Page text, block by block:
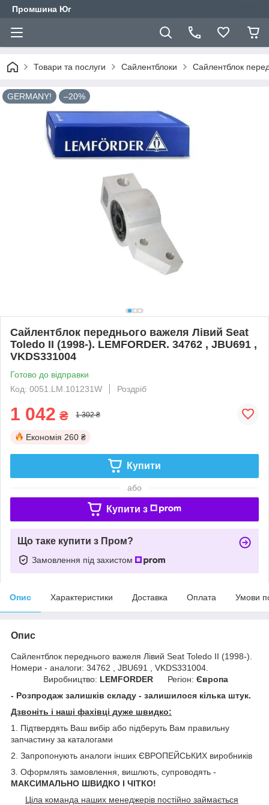
Промшина Юг
Товари та послуги Сайлентблоки Сайлентблок
GERMANY! –20%
Сайлентблок переднього важеля Лівий Seat
Toledo II (1998-). LEMFORDER. 34762 , JBU691 ,
VKDS331004
Готово до відправки
Код: 0051.LM.101231W
Роздріб
1 042 ₴ 1 302 ₴
Економія 260 ₴
Купити
або
Купити з
Що таке купити з Пром?
Замовлення під захистом
Опис Характеристики Доставка Оплата Умови
Опис
Сайлентблок переднього важеля Лівий Seat Toledo II (1998-).
Номери - аналоги: 34762 , JBU691 , VKDS331004.
Виробництво: LEMFORDER Регіон: Європа
- Розпродаж залишків складу - залишилося кілька штук.
Дзвоніть і наші фахівці дуже швидко:
1. Підтвердять Ваш вибір або підберуть Вам правильну
запчастину за каталогами
2. Запропонують аналоги інших ЄВРОПЕЙСЬКИХ виробників
3. Оформлять замовлення, вишлють, супроводять -
МАКСИМАЛЬНО ШВИДКО І ЧІТКО!
Ціла команда наших менеджерів постійно займається